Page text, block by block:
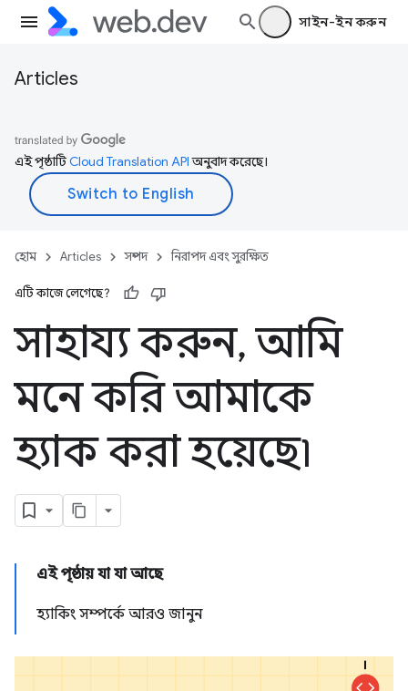
সাইন-ইন করুন
Articles
এই পৃষ্ঠাটিCloud Translation APIঅনুবাদ করেছে।
হোম Articles সম্পদ নিরাপদ এবং সুরক্ষিত
এটি কাজে লেগেছে?
সাহায্য করুন,আমি
মনে করি আমাকে
হ্যাক করা হয়েছে৷
এই পৃষ্ঠায় যা যা আছে
হ্যাকিং সম্পর্কে আরও জানুন